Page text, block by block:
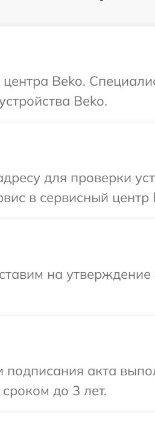
Beko.
Beko.
для проверки
в сервисный центр
на
подписания акта
до 3 лет.